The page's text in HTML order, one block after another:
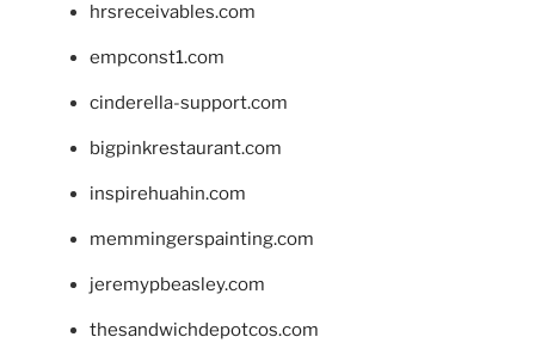
hrsreceivables.com
empconst1.com
cinderella-support.com
bigpinkrestaurant.com
inspirehuahin.com
memmingerspainting.com
jeremypbeasley.com
thesandwichdepotcos.com